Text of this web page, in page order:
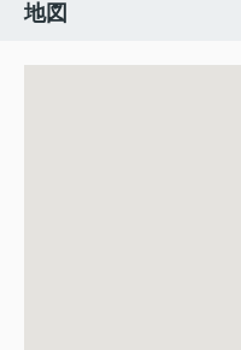
地図